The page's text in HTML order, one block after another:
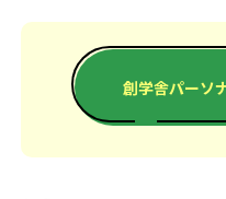
創学舎パーソ